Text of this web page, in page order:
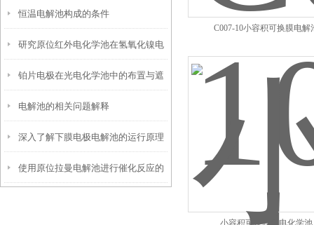
恒温电解池构成的条件
研究原位红外电化学池在氢氧化镍电
沉积中的应用
铂片电极在光电化学池中的布置与遮
光设计
电解池的相关问题解释
深入了解下膜电极电解池的运行原理
使用原位拉曼电解池进行催化反应的
C007-10小容积可换膜电解
小容积可换膜光电化学池